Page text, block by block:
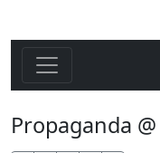
Propaganda